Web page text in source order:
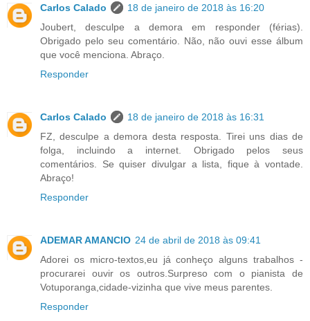
Carlos Calado
18 de janeiro de 2018 às 16:20
Joubert, desculpe a demora em responder (férias).
Obrigado pelo seu comentário. Não, não ouvi esse álbum
que você menciona. Abraço.
Responder
Carlos Calado
18 de janeiro de 2018 às 16:31
FZ, desculpe a demora desta resposta. Tirei uns dias de
folga, incluindo a internet. Obrigado pelos seus
comentários. Se quiser divulgar a lista, fique à vontade.
Abraço!
Responder
ADEMAR AMANCIO 24 de abril de 2018 às 09:41
Adorei os micro-textos,eu já conheço alguns trabalhos -
procurarei ouvir os outros.Surpreso com o pianista de
Votuporanga,cidade-vizinha que vive meus parentes.
Responder